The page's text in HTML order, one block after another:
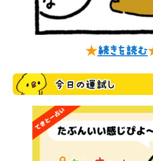
★続きを読む
今日の運試し